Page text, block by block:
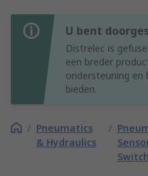
U bent
Distrelec is
een breder
ondersteuning en
bieden.
/ Pneumatics
& Hydraulics
/